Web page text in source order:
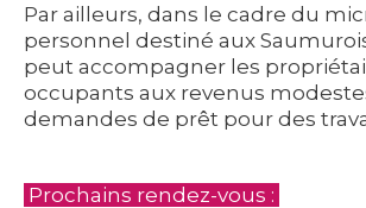
Par ailleurs, dans le cadre du
personnel destiné aux
peut accompagner les
occupants aux revenus
demandes de prêt pour des
Prochains rendez-vous :